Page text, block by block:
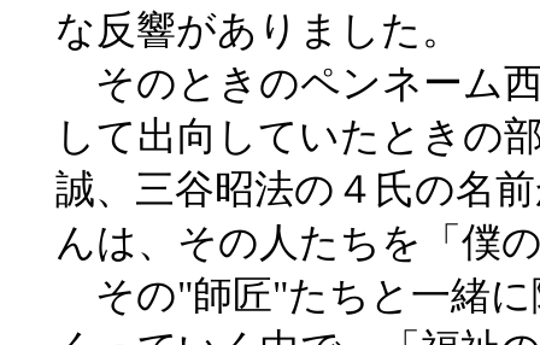
な反響がありました。
そのときのペンネーム
して出向していたときの
誠、三谷昭法の４氏の名
んは、その人たちを「僕
その"師匠"たちと一緒に